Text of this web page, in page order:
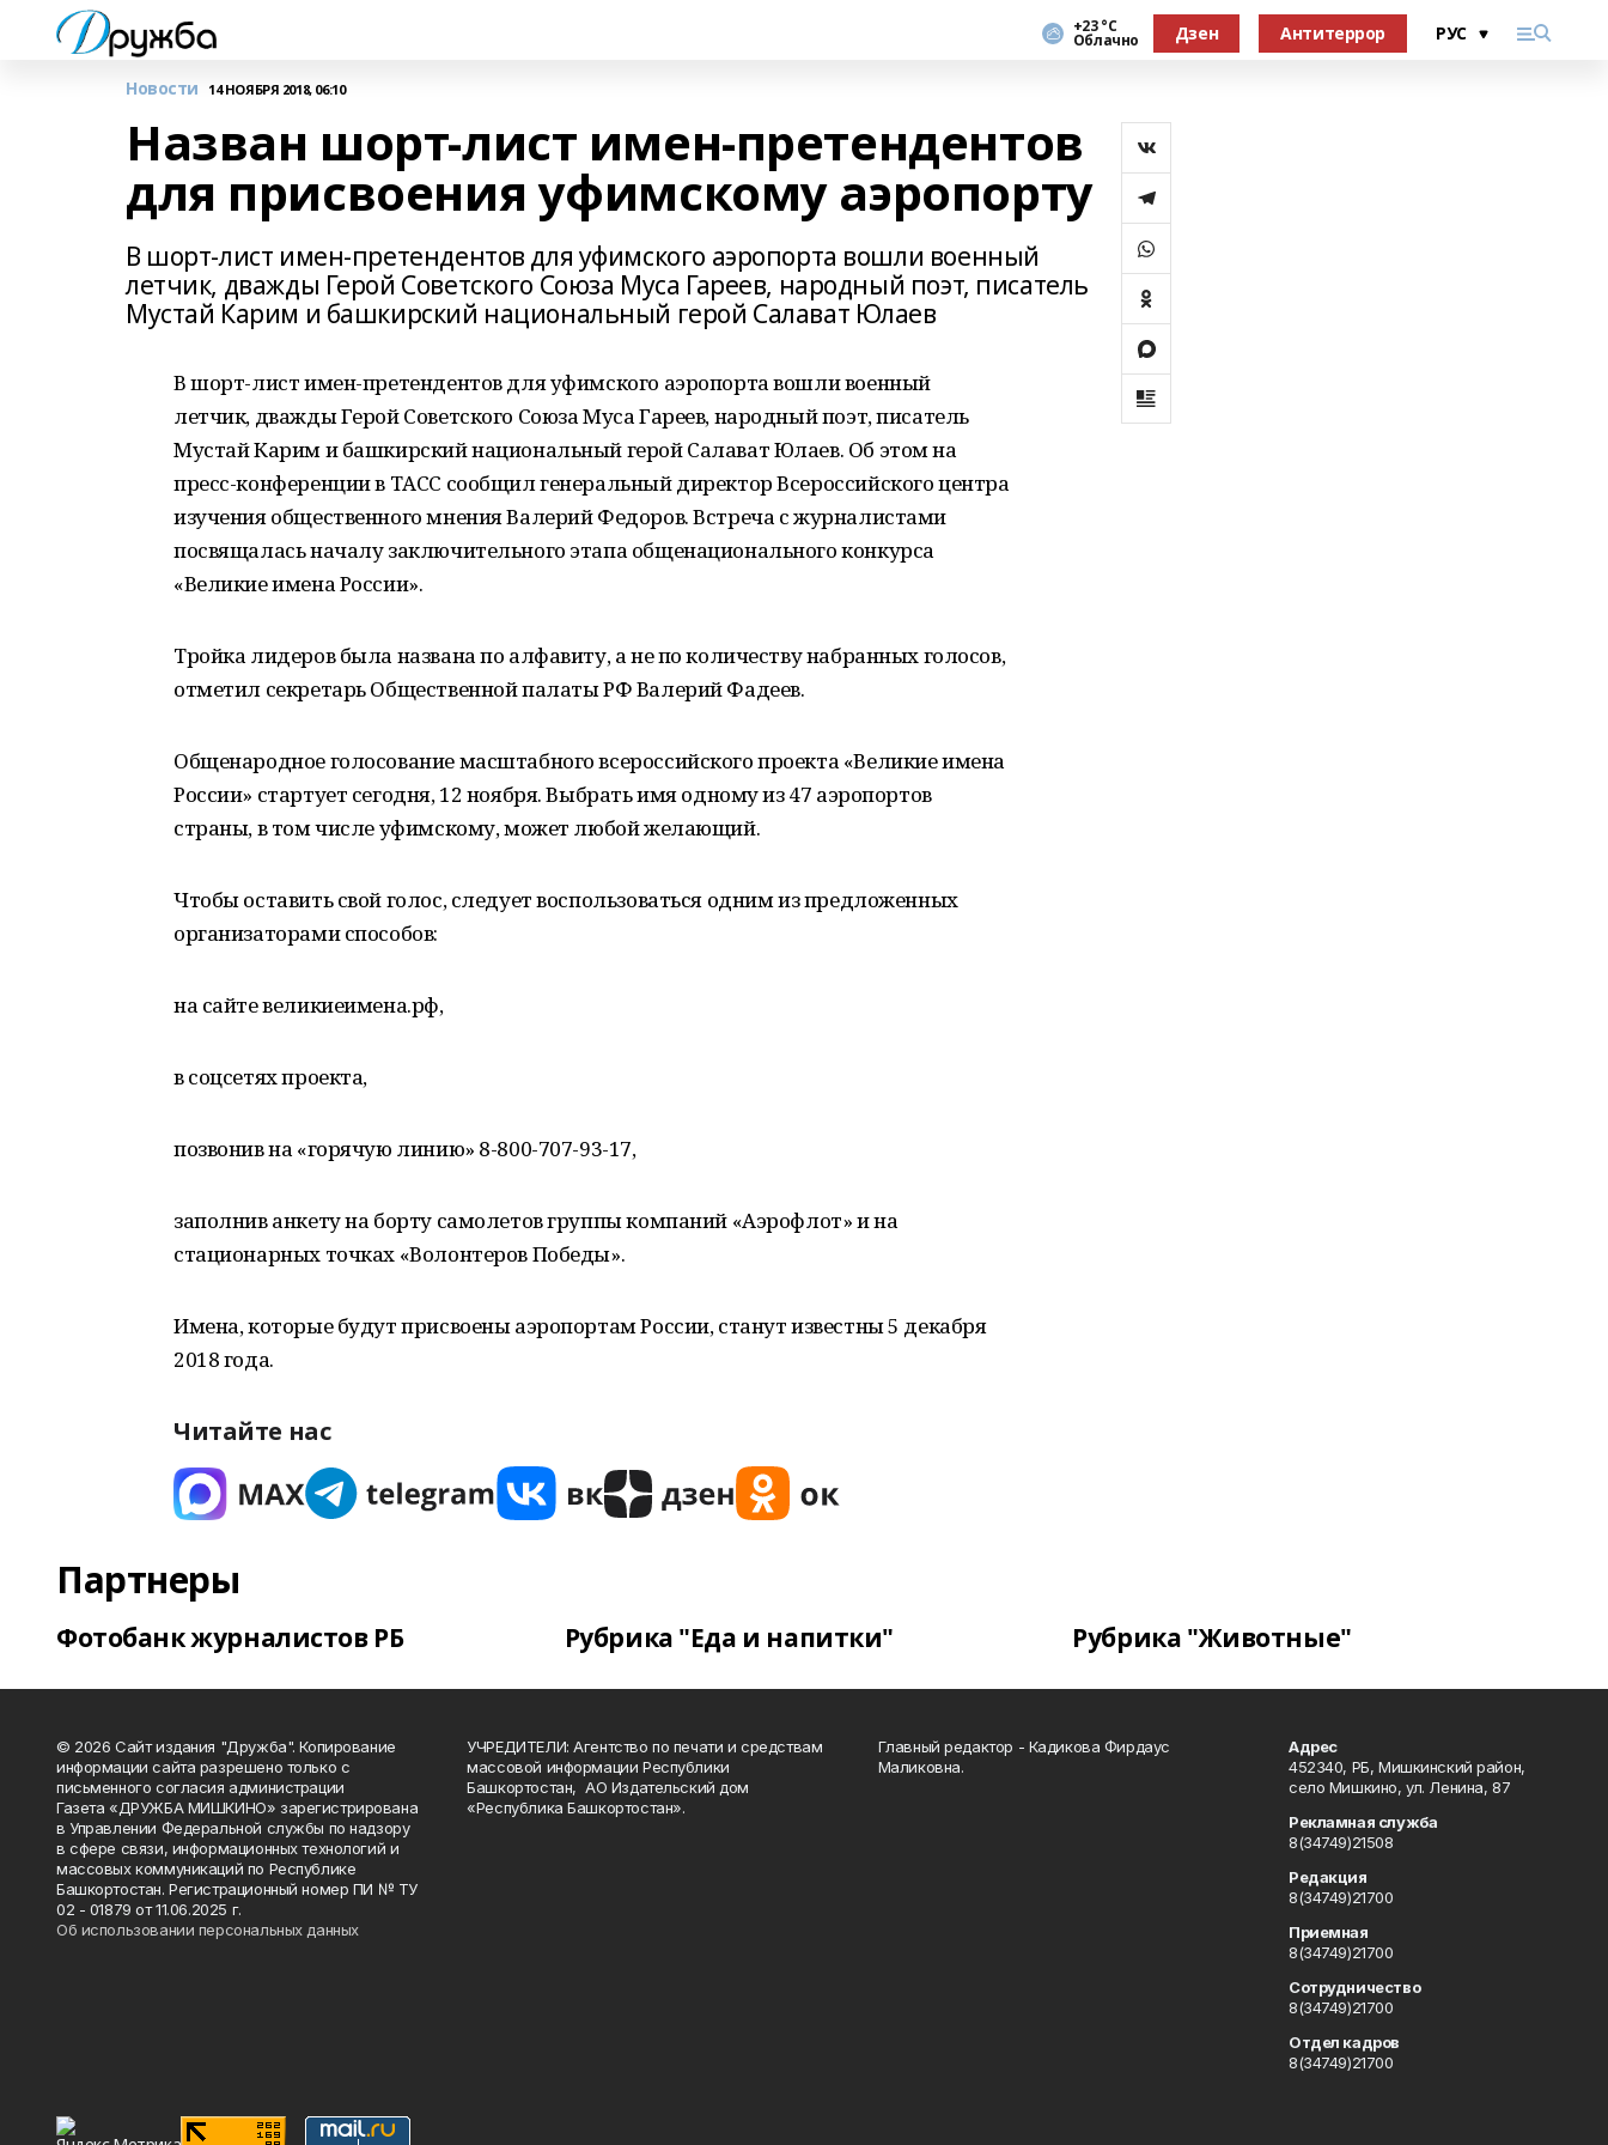
+23 °С
Облачно Дзен Антитеррор
Новости 14 НОЯБРЯ 2018, 06:10
Назван шорт-лист имен-претендентов
для присвоения уфимскому аэропорту
В шорт-лист имен-претендентов для уфимского аэропорта вошли военный
летчик, дважды Герой Советского Союза Муса Гареев, народный поэт, писатель
Мустай Карим и башкирский национальный герой Салават Юлаев
В шорт-лист имен-претендентов для уфимского аэропорта вошли военный
летчик, дважды Герой Советского Союза Муса Гареев, народный поэт, писатель
Мустай Карим и башкирский национальный герой Салават Юлаев. Об этом на
пресс-конференции в ТАСС сообщил генеральный директор Всероссийского центра
изучения общественного мнения Валерий Федоров. Встреча с журналистами
посвящалась началу заключительного этапа общенационального конкурса
«Великие имена России».
Тройка лидеров была названа по алфавиту, а не по количеству набранных голосов,
отметил секретарь Общественной палаты РФ Валерий Фадеев.
Общенародное голосование масштабного всероссийского проекта «Великие имена
России» стартует сегодня, 12 ноября. Выбрать имя одному из 47 аэропортов
страны, в том числе уфимскому, может любой желающий.
Чтобы оставить свой голос, следует воспользоваться одним из предложенных
организаторами способов:
на сайте великиеимена.рф,
в соцсетях проекта,
позвонив на «горячую линию» 8-800-707-93-17,
заполнив анкету на борту самолетов группы компаний «Аэрофлот» и на
стационарных точках «Волонтеров Победы».
Имена, которые будут присвоены аэропортам России, станут известны 5 декабря
2018 года.
Читайте нас
Партнеры
Фотобанк журналистов РБ Рубрика "Еда и напитки" Рубрика "Животные"
© 2026 Сайт издания "Дружба". Копирование
информации сайта разрешено только с
письменного согласия администрации
Газета «ДРУЖБА МИШКИНО» зарегистрирована
в Управлении Федеральной службы по надзору
в сфере связи, информационных технологий и
массовых коммуникаций по Республике
Башкортостан. Регистрационный номер ПИ № ТУ
02 - 01879 от 11.06.2025 г.
Об использовании персональных данных
УЧРЕДИТЕЛИ: Агентство по печати и средствам
массовой информации Республики
Башкортостан, АО Издательский дом
«Республика Башкортостан».
Главный редактор - Кадикова Фирдаус
Маликовна.
Адрес
452340, РБ, Мишкинский район,
село Мишкино, ул. Ленина, 87
Рекламная служба
8(34749)21508
Редакция
8(34749)21700
Приемная
8(34749)21700
Сотрудничество
8(34749)21700
Отдел кадров
8(34749)21700